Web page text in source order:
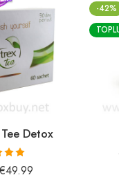
Detox
aldı
€49.99
-42%